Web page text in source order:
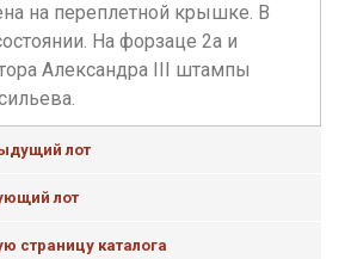
на переплетной крышке. В
На форзаце 2а и
Александра III штампы
лот
лот
страницу каталога